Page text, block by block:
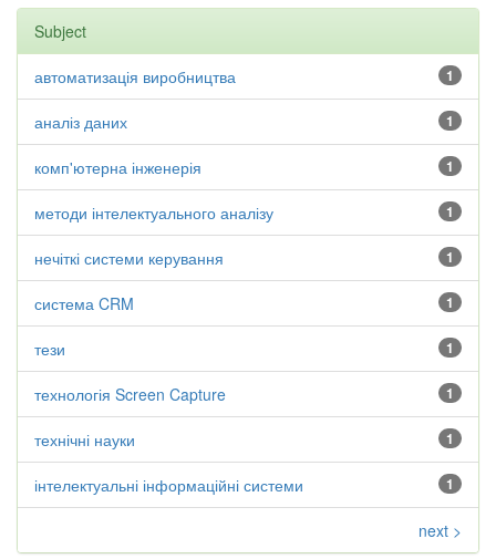
Subject
1
автоматизація виробництва
1
аналіз даних
1
комп'ютерна інженерія
1
методи інтелектуального аналізу
1
нечіткі системи керування
1
система CRM
1
тези
1
технологія Screen Capture
1
технічні науки
1
інтелектуальні інформаційні системи
next >